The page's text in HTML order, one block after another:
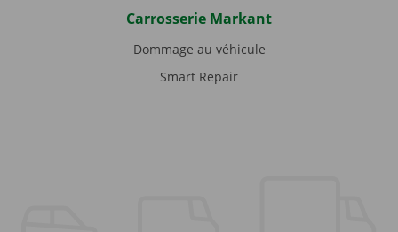
Carrosserie Markant
Dommage au véhicule
Smart Repair